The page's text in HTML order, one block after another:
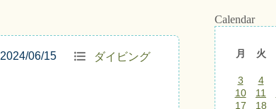
ダイビング
2024/06/15
Calendar
月
火
3
4
10
11
17
18